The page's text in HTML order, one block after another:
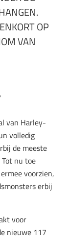
OP
VAN
van Harley-
volledig
de meeste
nu toe
ermee voorzien,
erbij
voor
nieuwe 117